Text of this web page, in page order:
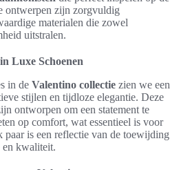
ontwerpen zijn zorgvuldig
materialen die zowel
uitstralen.
Luxe Schoenen
in de Valentino collectie zien we een
stijlen en tijdloze elegantie. Deze
ontworpen om een statement te
op comfort, wat essentieel is voor
paar is een reflectie van de toewijding
en kwaliteit.